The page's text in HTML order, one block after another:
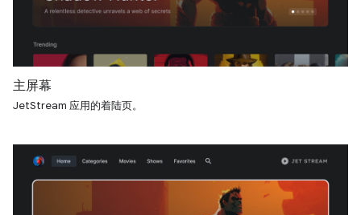
主屏幕
JetStream 应用的着陆页。